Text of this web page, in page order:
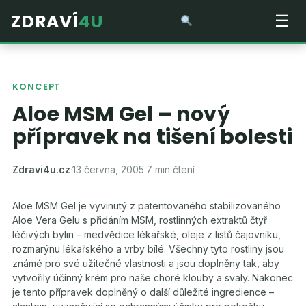
ZDRAVÍ4U ☰
KONCEPT
Aloe MSM Gel – nový
přípravek na tišení bolesti
Zdravi4u.cz·13 června, 2005·7 min čtení
Aloe MSM Gel je vyvinutý z patentovaného stabilizovaného
Aloe Vera Gelu s přidáním MSM, rostlinných extraktů čtyř
léčivých bylin – medvědice lékařské, oleje z listů čajovníku,
rozmarýnu lékařského a vrby bílé. Všechny tyto rostliny jsou
známé pro své užitečné vlastnosti a jsou doplněny tak, aby
vytvořily účinný krém pro naše choré klouby a svaly. Nakonec
je tento přípravek doplněný o další důležité ingredience –